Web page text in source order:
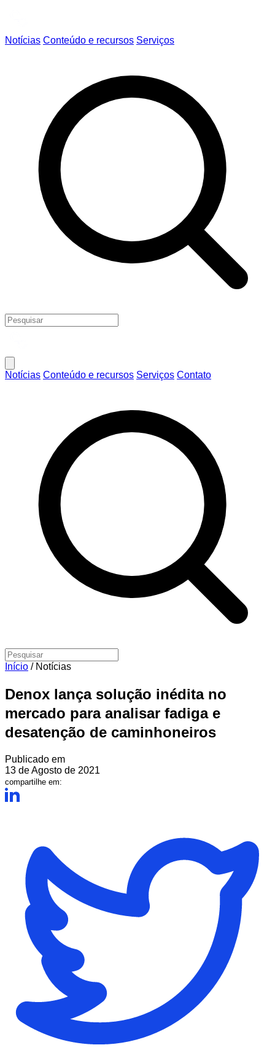
Notícias Conteúdo e recursos Serviços
Notícias Conteúdo e recursos Serviços Contato
Início / Notícias
Denox lança solução inédita no
mercado para analisar fadiga e
desatenção de caminhoneiros
Publicado em
13 de Agosto de 2021
compartilhe em: